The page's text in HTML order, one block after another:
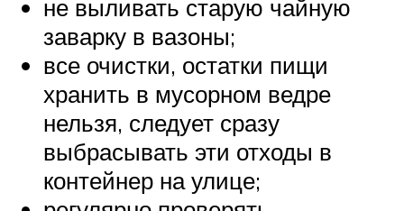
не выливать старую чайную
заварку в вазоны;
все очистки, остатки пищи
хранить в мусорном ведре
нельзя, следует сразу
выбрасывать эти отходы в
контейнер на улице;